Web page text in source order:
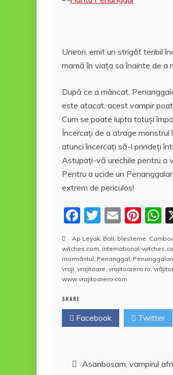
Uneori, emit un strigăt teribil
mamă în viața sa înainte de a
După ce a mâncat,
este atacat, acest vampir
Cum se poate lupta totuşi
Încercaţi de a atrage
atunci încercaţi să-l prindeţi
Astupaţi-vă urechile pentru a
Pentru a ucide un
extrem de periculos!
F
a
c
e
b
o
k
T
w
itt
er
E
m
ai
l
Pi
nt
er
e
h
s
p
Ap Leyak, Bali, blesteme,
witches.com, international-
mormântul, Penanggal, Penanggalan
vraji, vrajitoare, vrajitoarero.ro,
www.vrajitoarero.com
SHARE
Facebook Twitter
Navigare
Asanbosam, vampirul